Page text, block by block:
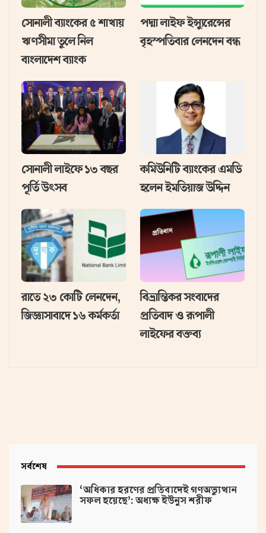
সোনালী ব্যাংকের ৫ শাখায়
ঋণসীমা তুলে নিল
বাংলাদেশ ব্যাংক
পদ্মা লাইফ ইন্স্যুরেন্সের
বৃহস্পতিবার লেনদেন বন্ধ
সোনালী লাইফে ১৩ বছর
পূর্তি উৎসব
কমিউনিটি ব্যাংকের এমডি
হলেন ইমতিয়াজ উদ্দিন
রাতে ২৩ কোটি লেনদেন,
জিজ্ঞাসাবাদে ১৬ কর্মকর্তা
বিভ্রান্তিকর সংবাদের
প্রতিবাদ ও রূপালী
লাইফের বক্তব্য
সর্বশেষ
‘অধিকার হরণের প্রতিবাদেই গণঅভ্যুত্থান
সফল হয়েছে’: অধ্যক্ষ ইউনুস শরীফ